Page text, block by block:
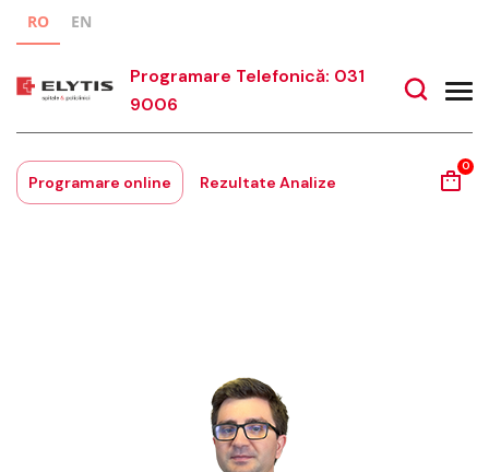
RO EN
Programare Telefonică: 031
9006
Programare online Rezultate Analize
0